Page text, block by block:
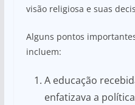
visão religiosa e suas
Alguns pontos
incluem:
A educação
enfatizava a